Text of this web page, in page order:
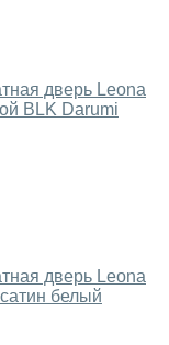
дверь Leona
BLK Darumi
дверь Leona
белый